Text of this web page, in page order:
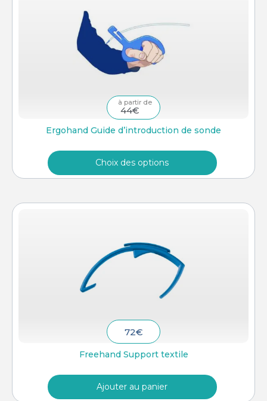
Ergohand Guide d’introduction de sonde
44€
Choix des options
Freehand Support textile
72€
Ajouter au panier